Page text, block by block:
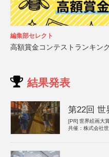
編集部セレクト
高額賞金コンテストランキン
結果発表
第22回 世
[PR] 世界絵画大
共催：株式会社